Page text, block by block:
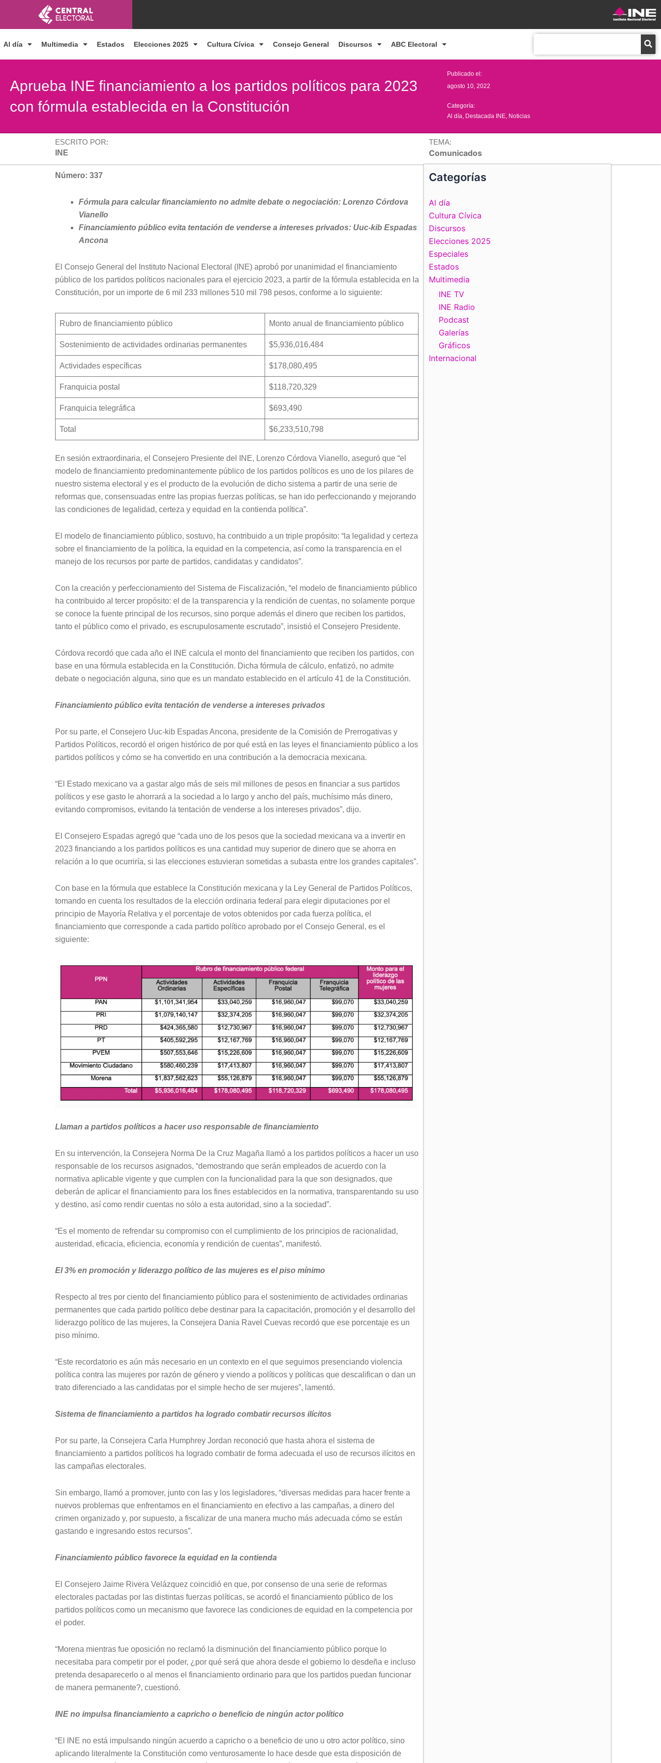
contenido
Al día Multimedia Estados Elecciones 2025 Cultura Cívica Consejo General Discursos ABC Electoral
Aprueba INE financiamiento a los partidos políticos para 2023
con fórmula establecida en la Constitución
Publicado el:
agosto 10, 2022
Categoría:
Al día Destacada INE Noticias
ESCRITO POR:
INE
TEMA:
Comunicados
Número: 337
Fórmula para calcular financiamiento no admite debate o negociación: Lorenzo Córdova
Vianello
Financiamiento público evita tentación de venderse a intereses privados: Uuc-kib Espadas
Ancona
El Consejo General del Instituto Nacional Electoral (INE) aprobó por unanimidad el financiamiento
público de los partidos políticos nacionales para el ejercicio 2023, a partir de la fórmula establecida en la
Constitución, por un importe de 6 mil 233 millones 510 mil 798 pesos, conforme a lo siguiente:
Rubro de financiamiento público Monto anual de financiamiento público
Sostenimiento de actividades ordinarias permanentes $5,936,016,484
Actividades específicas $178,080,495
Franquicia postal $118,720,329
Franquicia telegráfica $693,490
Total $6,233,510,798
En sesión extraordinaria, el Consejero Presiente del INE, Lorenzo Córdova Vianello, aseguró que “el
modelo de financiamiento predominantemente público de los partidos políticos es uno de los pilares de
nuestro sistema electoral y es el producto de la evolución de dicho sistema a partir de una serie de
reformas que, consensuadas entre las propias fuerzas políticas, se han ido perfeccionando y mejorando
las condiciones de legalidad, certeza y equidad en la contienda política”.
El modelo de financiamiento público, sostuvo, ha contribuido a un triple propósito: “la legalidad y certeza
sobre el financiamiento de la política, la equidad en la competencia, así como la transparencia en el
manejo de los recursos por parte de partidos, candidatas y candidatos”.
Con la creación y perfeccionamiento del Sistema de Fiscalización, “el modelo de financiamiento público
ha contribuido al tercer propósito: el de la transparencia y la rendición de cuentas, no solamente porque
se conoce la fuente principal de los recursos, sino porque además el dinero que reciben los partidos,
tanto el público como el privado, es escrupulosamente escrutado”, insistió el Consejero Presidente.
Córdova recordó que cada año el INE calcula el monto del financiamiento que reciben los partidos, con
base en una fórmula establecida en la Constitución. Dicha fórmula de cálculo, enfatizó, no admite
debate o negociación alguna, sino que es un mandato establecido en el artículo 41 de la Constitución.
Financiamiento público evita tentación de venderse a intereses privados
Por su parte, el Consejero Uuc-kib Espadas Ancona, presidente de la Comisión de Prerrogativas y
Partidos Políticos, recordó el origen histórico de por qué está en las leyes el financiamiento público a los
partidos políticos y cómo se ha convertido en una contribución a la democracia mexicana.
“El Estado mexicano va a gastar algo más de seis mil millones de pesos en financiar a sus partidos
políticos y ese gasto le ahorrará a la sociedad a lo largo y ancho del país, muchísimo más dinero,
evitando compromisos, evitando la tentación de venderse a los intereses privados”, dijo.
El Consejero Espadas agregó que “cada uno de los pesos que la sociedad mexicana va a invertir en
2023 financiando a los partidos políticos es una cantidad muy superior de dinero que se ahorra en
relación a lo que ocurriría, si las elecciones estuvieran sometidas a subasta entre los grandes capitales”.
Con base en la fórmula que establece la Constitución mexicana y la Ley General de Partidos Políticos,
tomando en cuenta los resultados de la elección ordinaria federal para elegir diputaciones por el
principio de Mayoría Relativa y el porcentaje de votos obtenidos por cada fuerza política, el
financiamiento que corresponde a cada partido político aprobado por el Consejo General, es el
siguiente:
Llaman a partidos políticos a hacer uso responsable de financiamiento
En su intervención, la Consejera Norma De la Cruz Magaña llamó a los partidos políticos a hacer un uso
responsable de los recursos asignados, “demostrando que serán empleados de acuerdo con la
normativa aplicable vigente y que cumplen con la funcionalidad para la que son designados, que
deberán de aplicar el financiamiento para los fines establecidos en la normativa, transparentando su uso
y destino, así como rendir cuentas no sólo a esta autoridad, sino a la sociedad”.
“Es el momento de refrendar su compromiso con el cumplimiento de los principios de racionalidad,
austeridad, eficacia, eficiencia, economía y rendición de cuentas”, manifestó.
El 3% en promoción y liderazgo político de las mujeres es el piso mínimo
Respecto al tres por ciento del financiamiento público para el sostenimiento de actividades ordinarias
permanentes que cada partido político debe destinar para la capacitación, promoción y el desarrollo del
liderazgo político de las mujeres, la Consejera Dania Ravel Cuevas recordó que ese porcentaje es un
piso mínimo.
“Este recordatorio es aún más necesario en un contexto en el que seguimos presenciando violencia
política contra las mujeres por razón de género y viendo a políticos y políticas que descalifican o dan un
trato diferenciado a las candidatas por el simple hecho de ser mujeres”, lamentó.
Sistema de financiamiento a partidos ha logrado combatir recursos ilícitos
Por su parte, la Consejera Carla Humphrey Jordan reconoció que hasta ahora el sistema de
financiamiento a partidos políticos ha logrado combatir de forma adecuada el uso de recursos ilícitos en
las campañas electorales.
Sin embargo, llamó a promover, junto con las y los legisladores, “diversas medidas para hacer frente a
nuevos problemas que enfrentamos en el financiamiento en efectivo a las campañas, a dinero del
crimen organizado y, por supuesto, a fiscalizar de una manera mucho más adecuada cómo se están
gastando e ingresando estos recursos”.
Financiamiento público favorece la equidad en la contienda
El Consejero Jaime Rivera Velázquez coincidió en que, por consenso de una serie de reformas
electorales pactadas por las distintas fuerzas políticas, se acordó el financiamiento público de los
partidos políticos como un mecanismo que favorece las condiciones de equidad en la competencia por
el poder.
“Morena mientras fue oposición no reclamó la disminución del financiamiento público porque lo
necesitaba para competir por el poder, ¿por qué será que ahora desde el gobierno lo desdeña e incluso
pretenda desaparecerlo o al menos el financiamiento ordinario para que los partidos puedan funcionar
de manera permanente?, cuestionó.
INE no impulsa financiamiento a capricho o beneficio de ningún actor político
“El INE no está impulsando ningún acuerdo a capricho o a beneficio de uno u otro actor político, sino
aplicando literalmente la Constitución como venturosamente lo hace desde que esta disposición de
Categorías
Al día
Cultura Cívica
Discursos
Elecciones 2025
Especiales
Estados
Multimedia
INE TV
INE Radio
Podcast
Galerías
Gráficos
Internacional